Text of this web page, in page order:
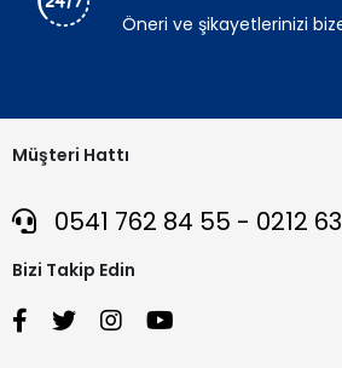
Öneri ve şikayetlerinizi
Müşteri Hattı
0541 762 84 55 - 0212
Bizi Takip Edin